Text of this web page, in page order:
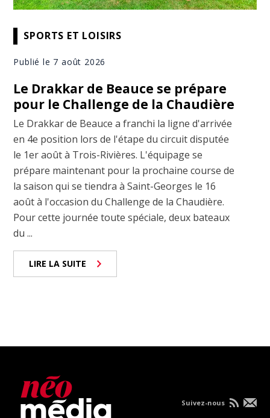
SPORTS ET LOISIRS
Publié le 7 août 2026
Le Drakkar de Beauce se prépare
pour le Challenge de la Chaudière
Le Drakkar de Beauce a franchi la ligne d'arrivée
en 4e position lors de l'étape du circuit disputée
le 1er août à Trois-Rivières. L'équipage se
prépare maintenant pour la prochaine course de
la saison qui se tiendra à Saint-Georges le 16
août à l'occasion du Challenge de la Chaudière.
Pour cette journée toute spéciale, deux bateaux
du ...
LIRE LA SUITE
Suivez-nous